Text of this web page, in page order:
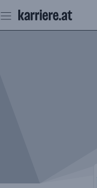
Seiteninhalt
springen